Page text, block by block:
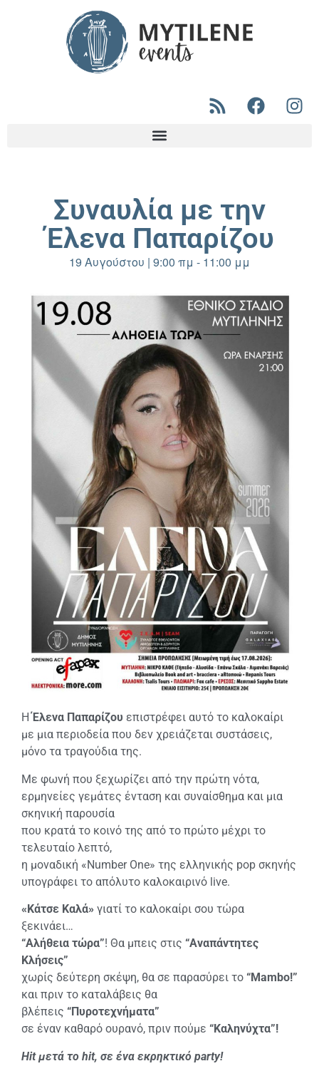
Συναυλία με την
Έλενα Παπαρίζου
19 Αυγούστου | 9:00 πμ - 11:00 μμ
Η Έλενα Παπαρίζου επιστρέφει αυτό το καλοκαίρι
µε µια περιοδεία που δεν χρειάζεται συστάσεις,
µόνο τα τραγούδια της.
Με φωνή που ξεχωρίζει από την πρώτη νότα,
ερμηνείες γεμάτες ένταση και συναίσθημα και µια
σκηνική παρουσία
που κρατά το κοινό της από το πρώτο μέχρι το
τελευταίο λεπτό,
η μοναδική «Number One» της ελληνικής pop σκηνής
υπογράφει το απόλυτο καλοκαιρινό live.
«Κάτσε Καλά» γιατί το καλοκαίρι σου τώρα
ξεκινάει…
“Αλήθεια τώρα”! Θα µπεις στις “Αναπάντητες
Κλήσεις”
χωρίς δεύτερη σκέψη, θα σε παρασύρει το “Mambo!”
και πριν το καταλάβεις θα
βλέπεις “Πυροτεχνήµατα”
σε έναν καθαρό ουρανό, πριν πούμε “Καληνύχτα”!
Hit µετά το hit, σε ένα εκρηκτικό party!